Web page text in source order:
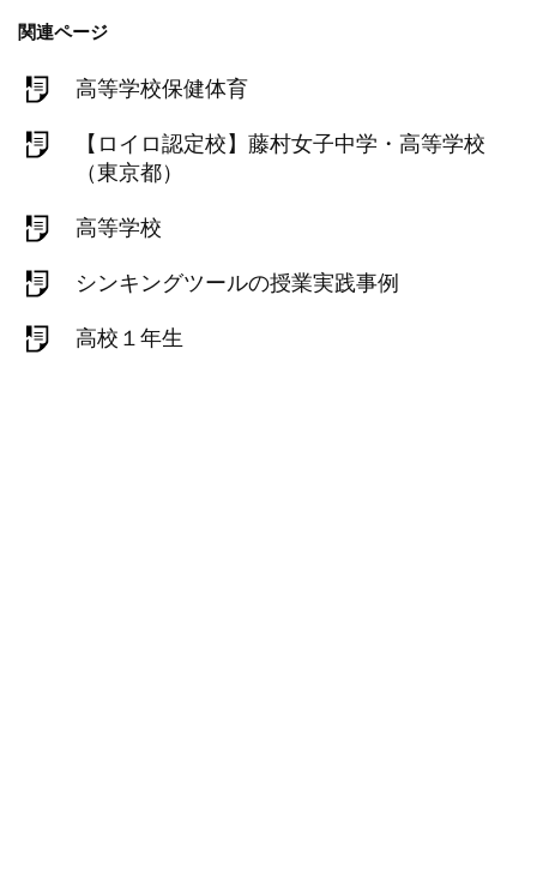
関連ページ
高等学校保健体育
【ロイロ認定校】藤村女子中学・高等学校
（東京都）
高等学校
シンキングツールの授業実践事例
高校１年生